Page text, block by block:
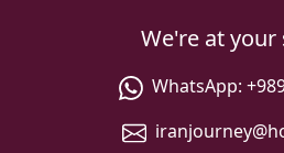
We're at your
WhatsApp: